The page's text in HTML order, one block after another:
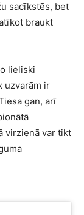
sacīkstēs, bet
braukt
lieliski
uzvarām ir
gan, arī
virzienā var tikt